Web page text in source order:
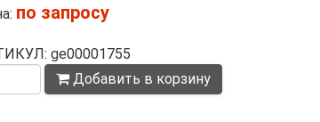
по запросу
ge00001755
Добавить в корзину